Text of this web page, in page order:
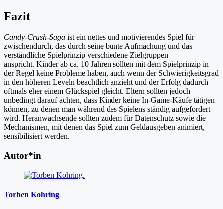
Fazit
Candy-Crush-Saga ist ein nettes und motivierendes Spiel für
zwischendurch, das durch seine bunte Aufmachung und das
verständliche Spielprinzip verschiedene Zielgruppen
anspricht. Kinder ab ca. 10 Jahren sollten mit dem Spielprinzip in
der Regel keine Probleme haben, auch wenn der Schwierigkeitsgrad
in den höheren Leveln beachtlich anzieht und der Erfolg dadurch
oftmals eher einem Glückspiel gleicht. Eltern sollten jedoch
unbedingt darauf achten, dass Kinder keine In-Game-Käufe tätigen
können, zu denen man während des Spielens ständig aufgefordert
wird. Heranwachsende sollten zudem für Datenschutz sowie die
Mechanismen, mit denen das Spiel zum Geldausgeben animiert,
sensibilisiert werden.
Autor*in
Torben Kohring